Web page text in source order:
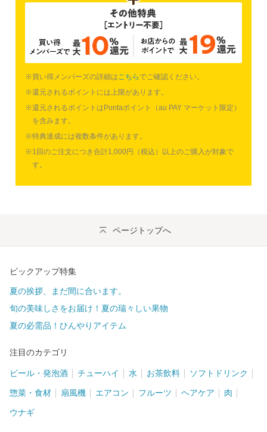
※買い得メンバーズの詳細はこちら でご確認ください。
※還元されるポイントには上限があります。
※還元されるポイントは Pontaポイント（au PAY マーケット限定）
を含みます。
※特典達成には複数条件があります。
※1回のご注文につき合計1,000円（税込 ）以上のご購入が対象で
す。
ページトップへ
ピックアップ特集
夏の挨拶、まだ間に合います。
旬の美味しさをお届け！夏の瑞々しい果物
夏の必需品！ひんやりアイテム
注目のカテゴリ
ビール・発泡酒 チューハイ 水 お茶飲料 ソフトドリンク
惣菜・食材 扇風機 エアコン フルーツ ヘアケア 肉
ウナギ